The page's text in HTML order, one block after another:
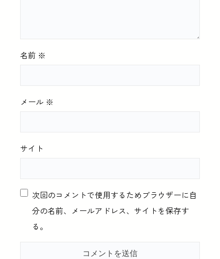
名前 ※
メール ※
サイト
次回のコメントで使用するためブラウザーに自
分の名前、メールアドレス、サイトを保存す
る。